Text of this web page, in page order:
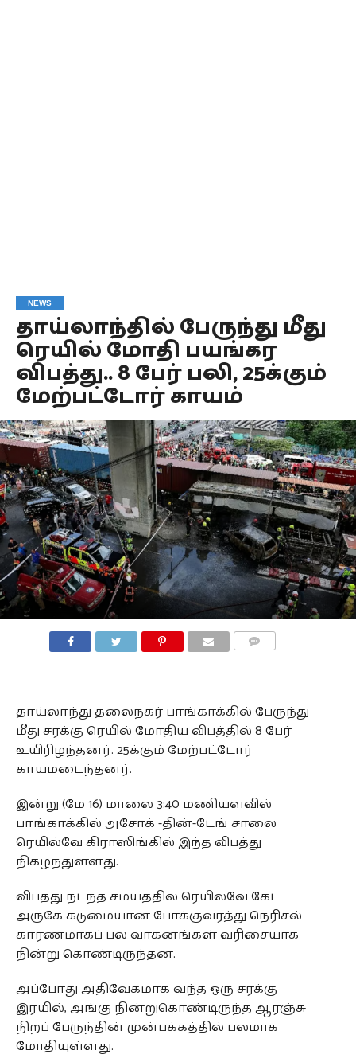
NEWS
தாய்லாந்தில் பேருந்து மீது
ரெயில் மோதி பயங்கர
விபத்து.. 8 பேர் பலி, 25க்கும்
மேற்பட்டோர் காயம்
தாய்லாந்து தலைநகர் பாங்காக்கில் பேருந்து
மீது சரக்கு ரெயில் மோதிய விபத்தில் 8 பேர்
உயிரிழந்தனர். 25க்கும் மேற்பட்டோர்
காயமடைந்தனர்.
இன்று (மே 16) மாலை 3:40 மணியளவில்
பாங்காக்கில் அசோக் -தின்-டேங் சாலை
ரெயில்வே கிராஸிங்கில் இந்த விபத்து
நிகழ்ந்துள்ளது.
விபத்து நடந்த சமயத்தில் ரெயில்வே கேட்
அருகே கடுமையான போக்குவரத்து நெரிசல்
காரணமாகப் பல வாகனங்கள் வரிசையாக
நின்று கொண்டிருந்தன.
அப்போது அதிவேகமாக வந்த ஒரு சரக்கு
இரயில், அங்கு நின்றுகொண்டிருந்த ஆரஞ்சு
நிறப் பேருந்தின் முன்பக்கத்தில் பலமாக
மோதியுள்ளது.